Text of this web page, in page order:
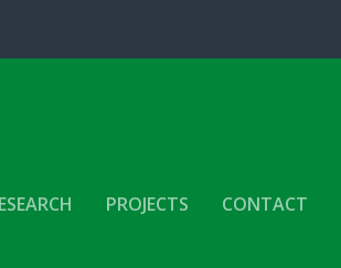
PROJECTS CONTACT